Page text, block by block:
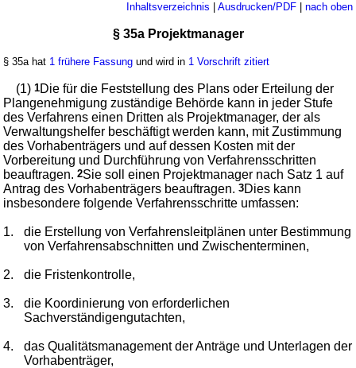
Inhaltsverzeichnis Ausdrucken/PDF| nach oben
§ 35a Projektmanager
§ 35a hat 1 frühere Fassung und wird in 1 Vorschrift zitiert
(1)1Die für die Feststellung des Plans oder Erteilung der
Plangenehmigung zuständige Behörde kann in jeder Stufe
des Verfahrens einen Dritten als Projektmanager, der als
Verwaltungshelfer beschäftigt werden kann, mit Zustimmung
des Vorhabenträgers und auf dessen Kosten mit der
Vorbereitung und Durchführung von Verfahrensschritten
beauftragen.2Sie soll einen Projektmanager nach Satz 1 auf
Antrag des Vorhabenträgers beauftragen.3Dies kann
insbesondere folgende Verfahrensschritte umfassen:
1.
die Erstellung von Verfahrensleitplänen unter Bestimmung
von Verfahrensabschnitten und Zwischenterminen,
2. die Fristenkontrolle,
3.
die Koordinierung von erforderlichen
Sachverständigengutachten,
4.
das Qualitätsmanagement der Anträge und Unterlagen der
Vorhabenträger,